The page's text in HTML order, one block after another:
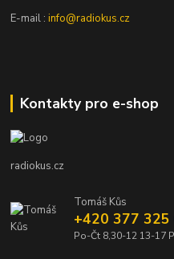
E-mail :info@radiokus.cz
Kontakty pro e-shop
radiokus.cz
Tomáš Kůs
+420 377 325
Po-Čt 8,30-12 13-17